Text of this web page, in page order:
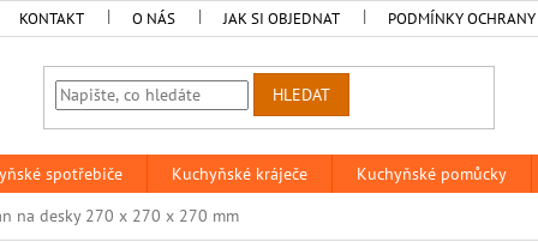
KONTAKT O NÁS JAK SI OBJEDNAT PODMÍNKY OCHRANY
HLEDAT
spotřebiče Kuchyňské kráječe Kuchyňské pomůcky
na desky 270 x 270 x 270 mm